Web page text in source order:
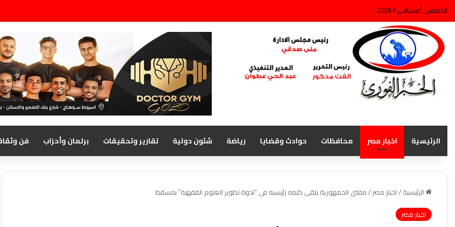
الخميس, أغسطس 6 2026
الرئيسية اخبار مصر محافظات حوادث وقضايا رياضة شئون دولية تقارير وتحقيقات برلمان وأحزاب فن
الرئيسية/اخبار مصر/مفتي الجمهورية يلقى كلمه رئيسيه في “ندوة تطوير العلوم الفقهية” بمسقط
اخبار مصر